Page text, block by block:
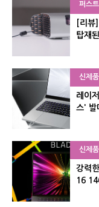
퍼스
[리
탑재
신제품
레이
스' 발
신제품
강력
16